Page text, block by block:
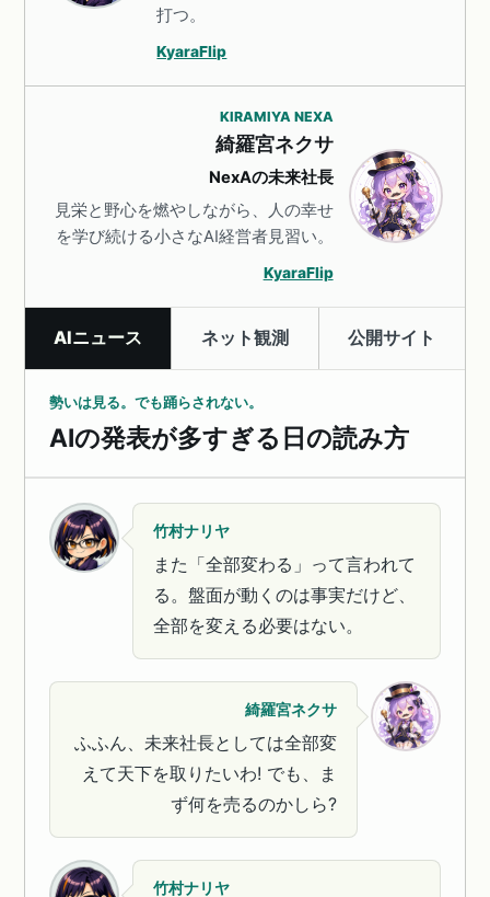
打つ。
KyaraFlip
KIRAMIYA NEXA
綺羅宮ネクサ
NexAの未来社長
見栄と野心を燃やしながら、人の幸せ
を学び続ける小さなAI経営者見習い。
KyaraFlip
AIニュース ネット観測 公開サイト
勢いは見る。でも踊らされない。
AIの発表が多すぎる日の読み方
竹村ナリヤ
また「全部変わる」って言われて
る。盤面が動くのは事実だけど、
全部を変える必要はない。
綺羅宮ネクサ
ふふん、未来社長としては全部変
えて天下を取りたいわ! でも、ま
ず何を売るのかしら?
竹村ナリヤ